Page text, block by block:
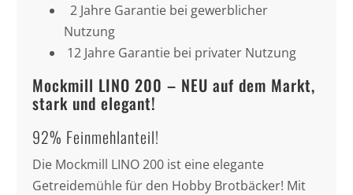
2 Jahre Garantie bei gewerblicher
Nutzung
12 Jahre Garantie bei privater Nutzung
Mockmill LINO 200 – NEU auf dem Markt,
stark und elegant!
92% Feinmehlanteil!
Die Mockmill LINO 200 ist eine elegante
Getreidemühle für den Hobby Brotbäcker! Mit